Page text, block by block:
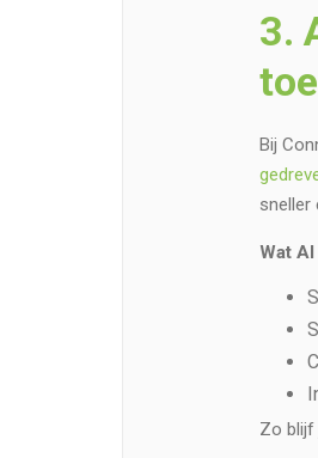
3.
Bij
sneller
Wat
Zo blijf